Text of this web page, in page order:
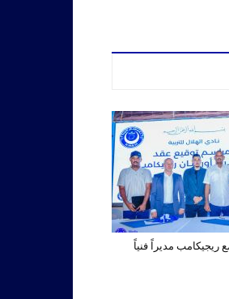
ريجيكامب مديراً فنياً